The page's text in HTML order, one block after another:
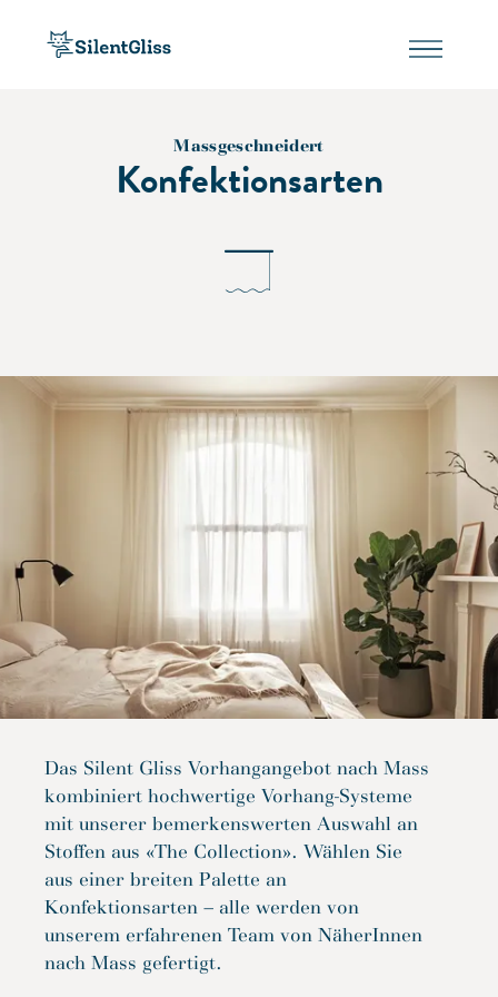
Massgeschneidert
Konfektionsarten
Das Silent Gliss Vorhangangebot nach Mass
kombiniert hochwertige Vorhang-Systeme
mit unserer bemerkenswerten Auswahl an
Stoffen aus «The Collection». Wählen Sie
aus einer breiten Palette an
Konfektionsarten – alle werden von
unserem erfahrenen Team von NäherInnen
nach Mass gefertigt.